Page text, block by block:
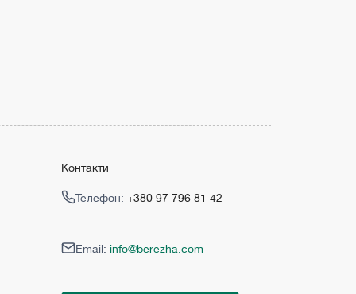
Контакти
Телефон: +380 97 796 81 42
Email: info@berezha.com